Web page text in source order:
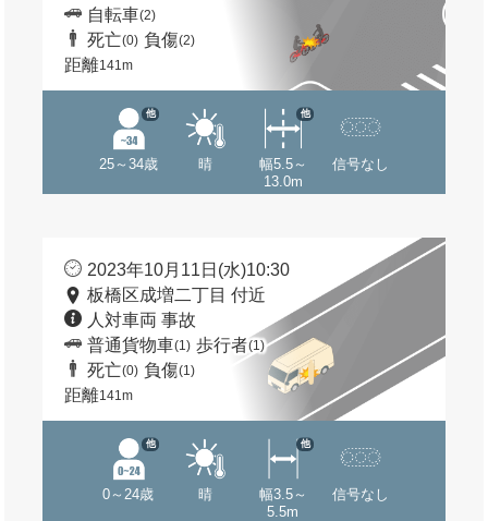
自転車(2)
死亡(0) 負傷(2)
距離141m
25～34歳
他
晴
幅5.5～
13.0m
他
信号なし
2023年10月11日(水)10:30
板橋区成増二丁目 付近
人対車両 事故
普通貨物車(1) 歩行者(1)
死亡(0) 負傷(1)
距離141m
0～24歳
他
晴
幅3.5～
5.5m
他
信号なし